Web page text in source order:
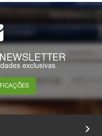
exclusivas.